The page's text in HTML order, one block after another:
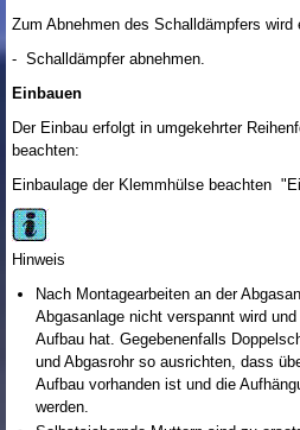
Zum Abnehmen des Schalldämpfers
- Schalldämpfer abnehmen.
Einbauen
Der Einbau erfolgt in umgekehrter
beachten:
Einbaulage der Klemmhülse beachten
Hinweis
Nach Montagearbeiten an der
Abgasanlage nicht verspannt wird
Aufbau hat. Gegebenenfalls
und Abgasrohr so ausrichten, dass
Aufbau vorhanden ist und die
werden.